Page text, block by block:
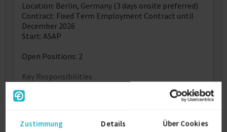
Zustimmung Details Über Cookies
Location: Berlin, Germany (3 days onsite preferred)
Contract: Fixed Term Employment Contract until
December 2026
Start: ASAP
Open Positions: 2
Key Responsibilities
* Manage day-to-day processes related to payments,